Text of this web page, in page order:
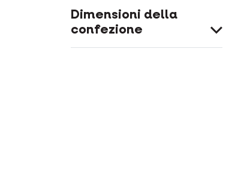
Dimensioni della
confezione